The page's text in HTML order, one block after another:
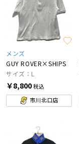
メンズ
GUY ROVER×SHIPS
サイズ：L
￥8,800税込
市川北口店